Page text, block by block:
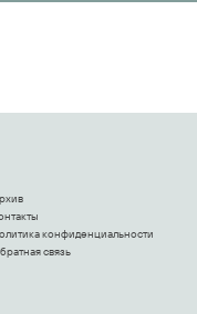
конфиденциальности
связь